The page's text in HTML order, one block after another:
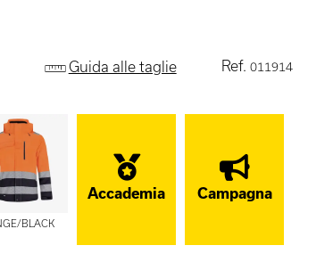
Guida alle taglie Ref. 011914
BLACK
Accademia Campagna